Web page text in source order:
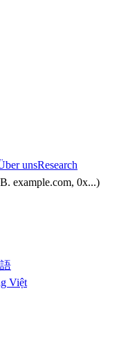
unsResearch
example.com, 0x...)
Việt